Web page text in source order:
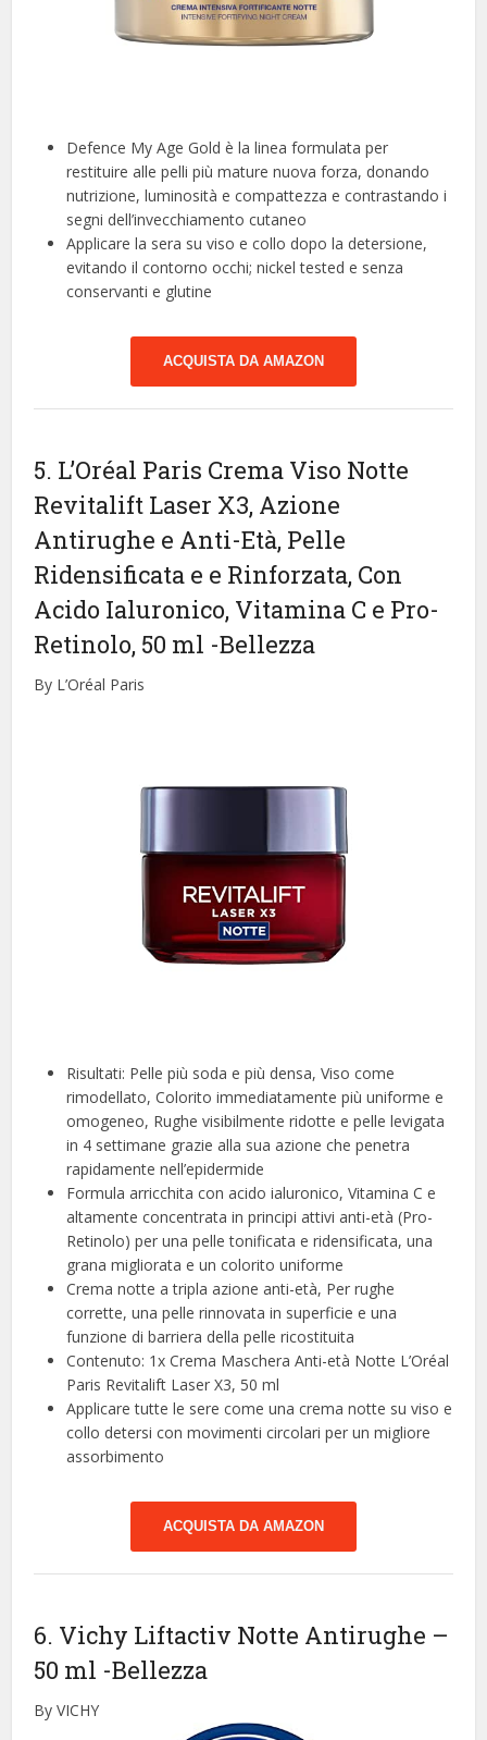
Defence My Age Gold è la linea formulata per
restituire alle pelli più mature nuova forza, donando
nutrizione, luminosità e compattezza e contrastando i
segni dell’invecchiamento cutaneo
Applicare la sera su viso e collo dopo la detersione,
evitando il contorno occhi; nickel tested e senza
conservanti e glutine
ACQUISTA DA AMAZON
5. L’Oréal Paris Crema Viso Notte
Revitalift Laser X3, Azione
Antirughe e Anti-Età, Pelle
Ridensificata e e Rinforzata, Con
Acido Ialuronico, Vitamina C e Pro-
Retinolo, 50 ml -Bellezza
By L’Oréal Paris
Risultati: Pelle più soda e più densa, Viso come
rimodellato, Colorito immediatamente più uniforme e
omogeneo, Rughe visibilmente ridotte e pelle levigata
in 4 settimane grazie alla sua azione che penetra
rapidamente nell’epidermide
Formula arricchita con acido ialuronico, Vitamina C e
altamente concentrata in principi attivi anti-età (Pro-
Retinolo) per una pelle tonificata e ridensificata, una
grana migliorata e un colorito uniforme
Crema notte a tripla azione anti-età, Per rughe
corrette, una pelle rinnovata in superficie e una
funzione di barriera della pelle ricostituita
Contenuto: 1x Crema Maschera Anti-età Notte L’Oréal
Paris Revitalift Laser X3, 50 ml
Applicare tutte le sere come una crema notte su viso e
collo detersi con movimenti circolari per un migliore
assorbimento
ACQUISTA DA AMAZON
6. Vichy Liftactiv Notte Antirughe –
50 ml -Bellezza
By VICHY